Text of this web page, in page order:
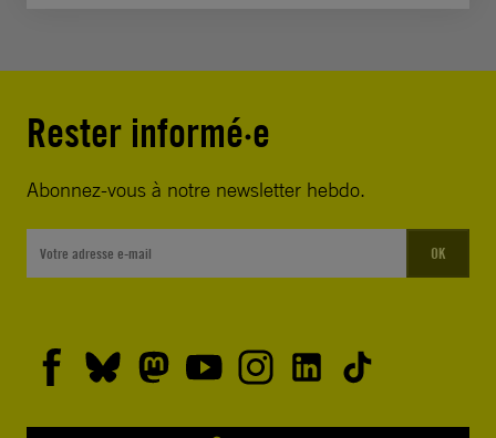
Rester informé·e
Abonnez-vous à notre newsletter hebdo.
OK